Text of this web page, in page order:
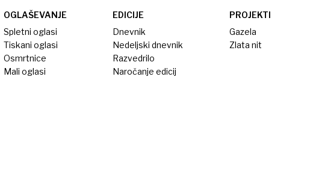
OGLAŠEVANJE
Spletni oglasi
Tiskani oglasi
Osmrtnice
Mali oglasi
EDICIJE
Dnevnik
Nedeljski dnevnik
Razvedrilo
Naročanje edicij
PROJEKTI
Gazela
Zlata nit